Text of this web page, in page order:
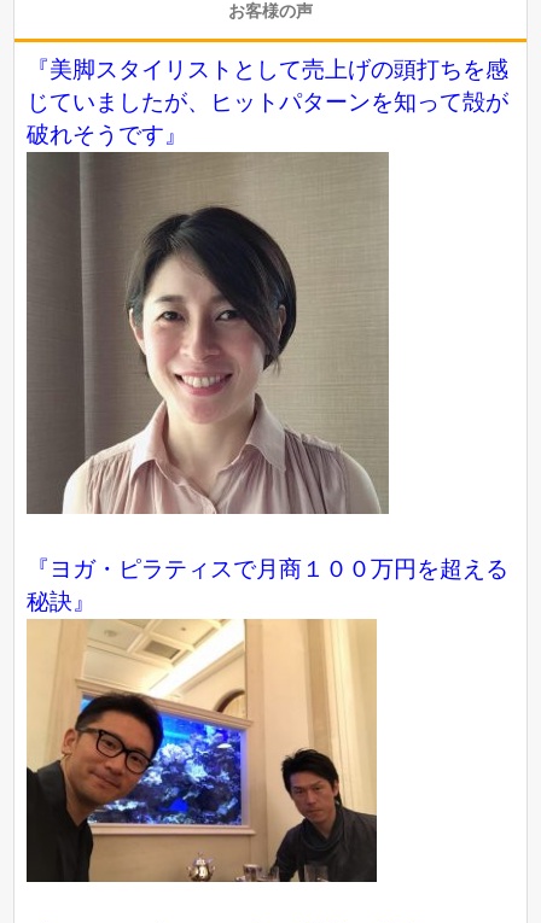
お客様の声
『美脚スタイリストとして売上げの頭打ちを感
じていましたが、ヒットパターンを知って殻が
破れそうです』
『ヨガ・ピラティスで月商１００万円を超える
秘訣』